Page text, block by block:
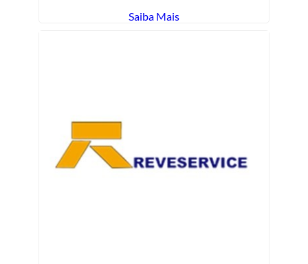
Saiba Mais